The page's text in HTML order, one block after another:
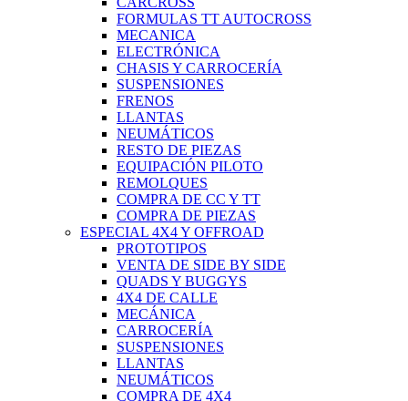
FORMULAS TT AUTOCROSS
MECANICA
ELECTRÓNICA
CHASIS Y CARROCERÍA
SUSPENSIONES
FRENOS
LLANTAS
NEUMÁTICOS
RESTO DE PIEZAS
EQUIPACIÓN PILOTO
REMOLQUES
COMPRA DE CC Y TT
COMPRA DE PIEZAS
ESPECIAL 4X4 Y OFFROAD
PROTOTIPOS
VENTA DE SIDE BY SIDE
QUADS Y BUGGYS
4X4 DE CALLE
MECÁNICA
CARROCERÍA
SUSPENSIONES
LLANTAS
NEUMÁTICOS
COMPRA DE 4X4